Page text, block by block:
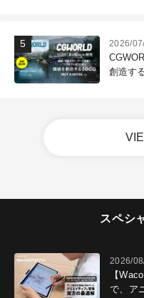
2026/
創造す
スペシ
2026/
【
で、ア